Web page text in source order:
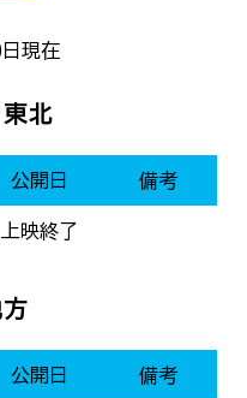
日現在
北
公開日 備考
上映終了
公開日 備考